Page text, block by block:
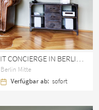
LUXURIÖSE 3-ZIMMER-WOHNUNG MIT CONCIERGE IN BERLIN-MITTE
Mitte
Verfügbar ab: sofort